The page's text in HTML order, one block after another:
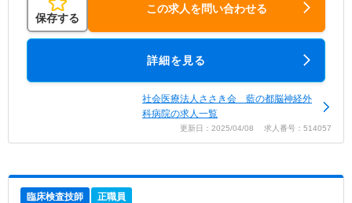
保存する
この求人を問い合わせる
詳細を見る
社会医療法人ささき会 藍の都脳神経外
科病院の求人一覧
更新日：2025/04/08 求人番号：514057
臨床検査技師 正職員